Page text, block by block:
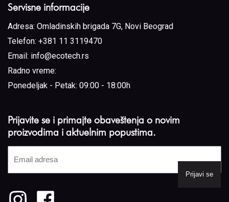
Servisne informacije
Adresa: Omladinskih brigada 7G, Novi Beograd
Telefon: +381 11 3119470
Email: info@ecotech.rs
Radno vreme:
Ponedeljak - Petak: 09:00 - 18:00h
Prijavite se i primajte obaveštenja o novim
proizvodima i aktuelnim popustima.
adresa